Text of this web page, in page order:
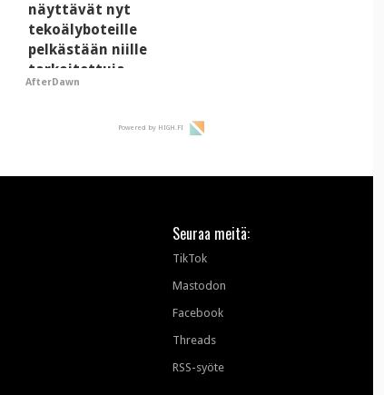
näyttävät nyt
tekoälyboteille
pelkästään niille
tarkoitettuja
mainoksia - vaikuttaa
AfterDawn
Powered by HIGH.FI
Seuraa meitä:
TikTok
Mastodon
Facebook
Threads
RSS-syöte